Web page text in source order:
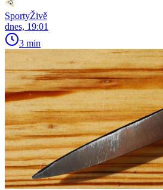
SportyŽivě
dnes, 19:01
3 min